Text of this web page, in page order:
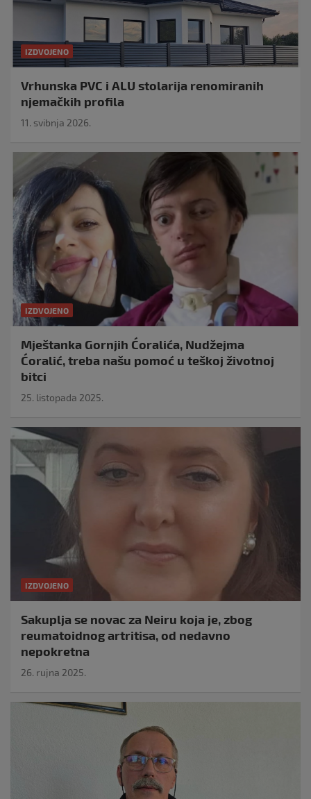
IZDVOJENO
Vrhunska PVC i ALU stolarija renomiranih
njemačkih profila
11. svibnja 2026.
IZDVOJENO
Mještanka Gornjih Ćoralića, Nudžejma
Ćoralić, treba našu pomoć u teškoj životnoj
bitci
25. listopada 2025.
IZDVOJENO
Sakuplja se novac za Neiru koja je, zbog
reumatoidnog artritisa, od nedavno
nepokretna
26. rujna 2025.